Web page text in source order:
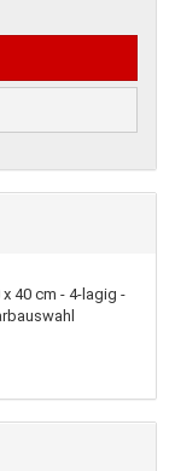
40 cm - 4-lagig -